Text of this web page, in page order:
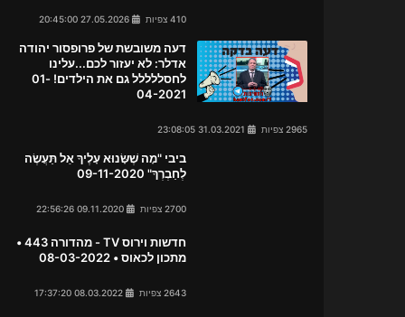
410 צפיות
דעה משובשת של פרופסור יהודה
אדלר: לא יעזור לכם...עלינו
לחסללללל גם את הילדים! 01-
04-2021
2965 צפיות
ביבי "מָה שֶׁשָּׂנוּא עָלֶיךָ אַל תַּעֲשֶׂה
לְחַבְרְךָ" 09-11-2020
2700 צפיות
חדשות וירוס TV - מהדורה 443 •
מתכון לכאוס • 08-03-2022
2643 צפיות